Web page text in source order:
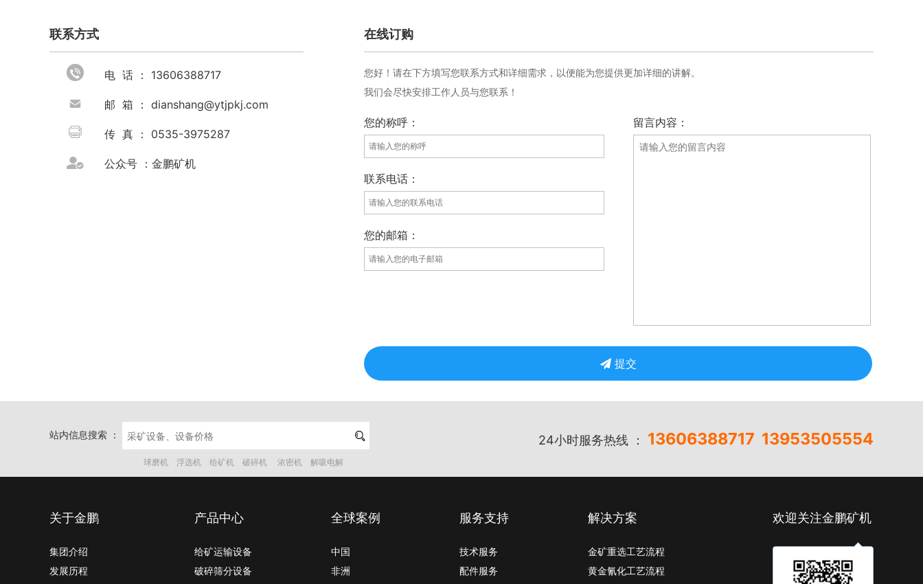
联系方式
 电 话 ： 13606388717
 邮 箱 ： dianshang@ytjpkj.com
 传 真 ： 0535-3975287
 公众号 ：金鹏矿机
在线订购
您好！请在下方填写您联系方式和详细需求，以便能为您提供更加详细的讲解。
我们会尽快安排工作人员与您联系！
您的称呼：
联系电话：
您的邮箱：
留言内容：
提交
站内信息搜索 ：  24小时服务热线 ： 13606388717 13953505554
球磨机 浮选机 给矿机 破碎机 浓密机 解吸电解
关于金鹏
集团介绍
发展历程
产品中心
给矿运输设备
破碎筛分设备
全球案例
中国
非洲
服务支持
技术服务
配件服务
解决方案
金矿重选工艺流程
黄金氰化工艺流程
欢迎关注金鹏矿机